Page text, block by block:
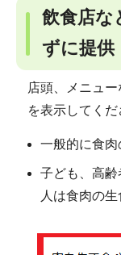
飲食店な
ずに提供
店頭、メニュ
を表示してくだ
一般的に食肉
子ども、高
人は食肉の生